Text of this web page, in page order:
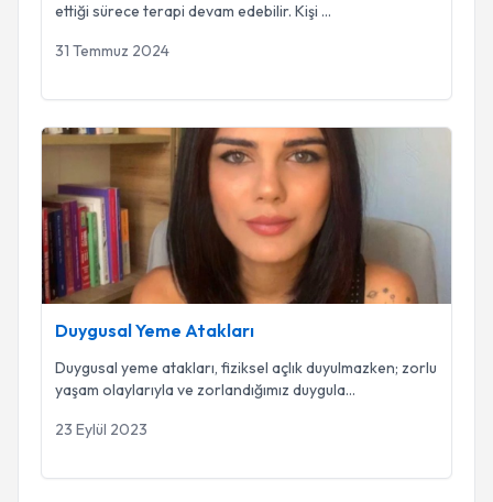
ettiği sürece terapi devam edebilir. Kişi ...
31 Temmuz 2024
Duygusal Yeme Atakları
Duygusal Yeme Atakları
Duygusal yeme atakları, fiziksel açlık duyulmazken; zorlu
yaşam olaylarıyla ve zorlandığımız duygula...
23 Eylül 2023